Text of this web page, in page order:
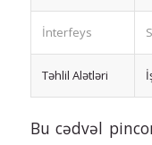
İnterfeys
Təhlil Alətləri
Bu cədvəl